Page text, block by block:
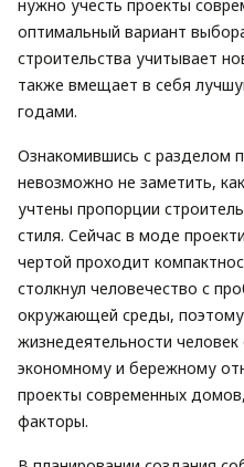
нужно учесть проекты
оптимальный вариант
строительства учитывает
также вмещает в себя
годами.
Ознакомившись с разделом
невозможно не заметить,
учтены пропорции
стиля. Сейчас в моде
чертой проходит
столкнул человечество с
окружающей среды, поэтому
жизнедеятельности человек
экономному и бережному
проекты современных
факторы.